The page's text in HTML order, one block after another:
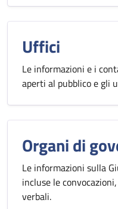
Uffici
Le informazioni e i
aperti al pubblico e gli
Organi di
Le informazioni sulla
incluse le
verbali.